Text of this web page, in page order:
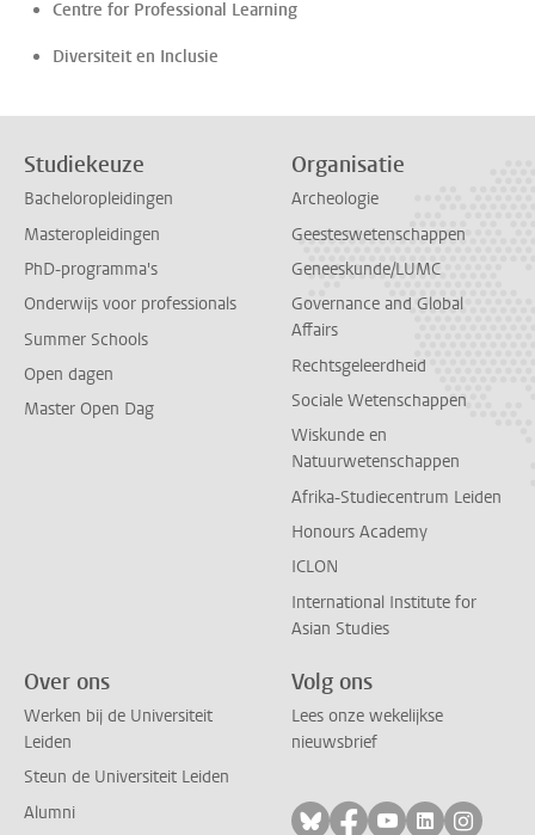
Centre for Professional Learning
Diversiteit en Inclusie
Studiekeuze
Bacheloropleidingen
Masteropleidingen
PhD-programma's
Onderwijs voor professionals
Summer Schools
Open dagen
Master Open Dag
Organisatie
Archeologie
Geesteswetenschappen
Geneeskunde/LUMC
Governance and Global
Affairs
Rechtsgeleerdheid
Sociale Wetenschappen
Wiskunde en
Natuurwetenschappen
Afrika-Studiecentrum Leiden
Honours Academy
ICLON
International Institute for
Asian Studies
Over ons
Werken bij de Universiteit
Leiden
Steun de Universiteit Leiden
Alumni
Volg ons
Lees onze wekelijkse
nieuwsbrief
Volg ons op bluesky
Volg ons op
Volg ons op
Volg ons
Volg